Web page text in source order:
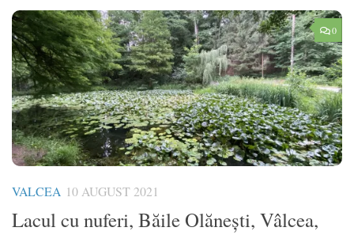
0
VALCEA 10 AUGUST 2021
Lacul cu nuferi, Băile Olănești, Vâlcea,